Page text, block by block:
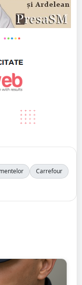
Carrefour